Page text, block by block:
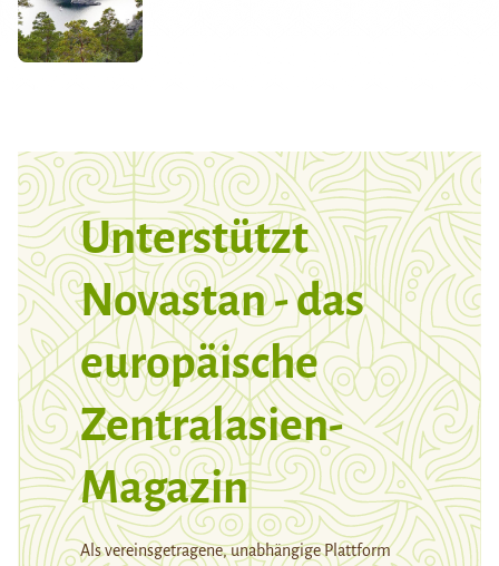
Unterstützt
Novastan - das
europäische
Zentralasien-
Magazin
Als vereinsgetragene, unabhängige Plattform